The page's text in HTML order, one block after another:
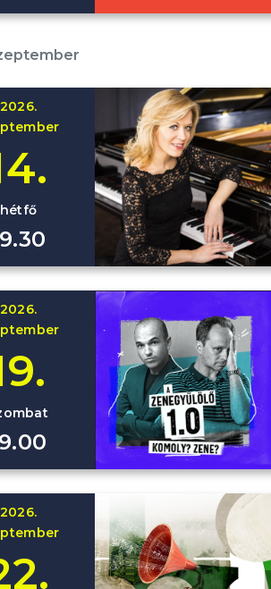
2026.
hétfő
2026.
2026.